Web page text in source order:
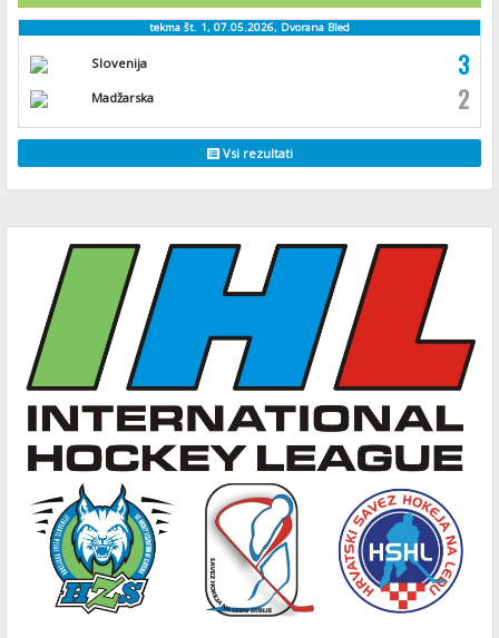
tekma št. 1, 07.05.2026, Dvorana Bled
Slovenija 3
Madžarska 2
Vsi rezultati